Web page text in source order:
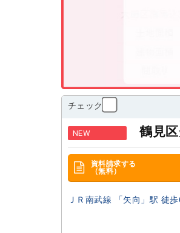
チェック
NEW 鶴見
資料請求する
（無料）
ＪＲ南武線 「矢向」駅 徒